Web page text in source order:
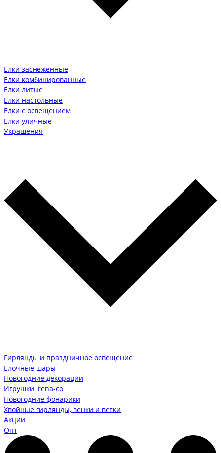
Елки заснеженные
Елки комбинированные
Елки литые
Елки настольные
Елки с освещением
Елки уличные
Украшения
Гирлянды и праздничное освещение
Елочные шары
Новогодние декорации
Игрушки Irena-co
Новогодние фонарики
Хвойные гирлянды, венки и ветки
Акции
Опт